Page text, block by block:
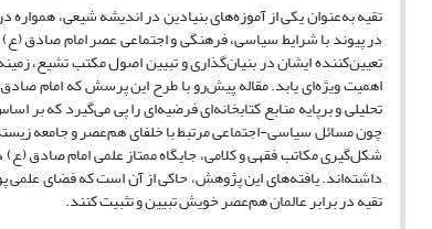
تقیه به‌عنوان یکی از آموزه‌های بنیادین در اندیشه شیعی،
در پیوند با شرایط سیاسی، فرهنگی و اجتماعی عصر امام
تعیین‌کننده ایشان در بنیان‌گذاری و تبیین اصول مکتب تشیع،
اهمیت ویژه‌ای یابد. مقاله پیش‌رو با طرح این پرسش که امام
تحلیلی و برپایه منابع کتابخانه‌ای فرضیه‌ای را پی می‌گیرد
چون مسائل سیاسی‌-‌اجتماعی مرتبط با خلفای هم‌عصر و جامعه
شکل‌گیری مکاتب فقهی و کلامی، جایگاه ممتاز علمی امام صادق (ع)
داشته‌اند. یافته‌های این پژوهش، حاکی از آن است که فضای
تقیه در برابر عالمان هم‌عصر خویش تبیین و تثبیت کنند.